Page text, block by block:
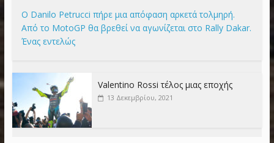
Ο Danilo Petrucci πήρε μια απόφαση αρκετά τολμηρή.
Από το MotoGP θα βρεθεί να αγωνίζεται στο Rally Dakar.
Ένας εντελώς
Valentino Rossi τέλος μιας εποχής
13 Δεκεμβρίου, 2021